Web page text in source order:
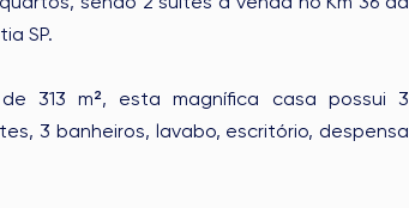
SP.
313 m², esta magnífica casa possui 3
3 banheiros, lavabo, escritório, despensa